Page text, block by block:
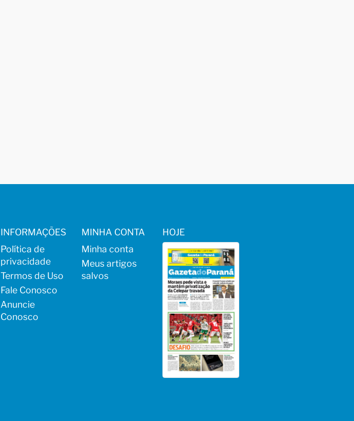
INFORMAÇÕES
Política de
privacidade
Termos de Uso
Fale Conosco
Anuncie
Conosco
MINHA CONTA
Minha conta
Meus artigos
salvos
HOJE